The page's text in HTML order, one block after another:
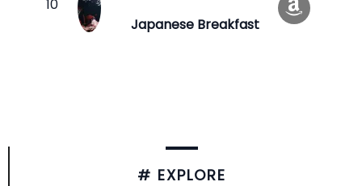
Japanese Breakfast
# EXPLORE